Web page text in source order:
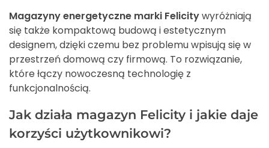
Magazyny energetyczne marki Felicitywyróżniają
się także kompaktową budową i estetycznym
designem, dzięki czemu bez problemu wpisują się w
przestrzeń domową czy firmową. To rozwiązanie,
które łączy nowoczesną technologię z
funkcjonalnością.
Jak działa magazyn Felicity i jakie daje
korzyści użytkownikowi?